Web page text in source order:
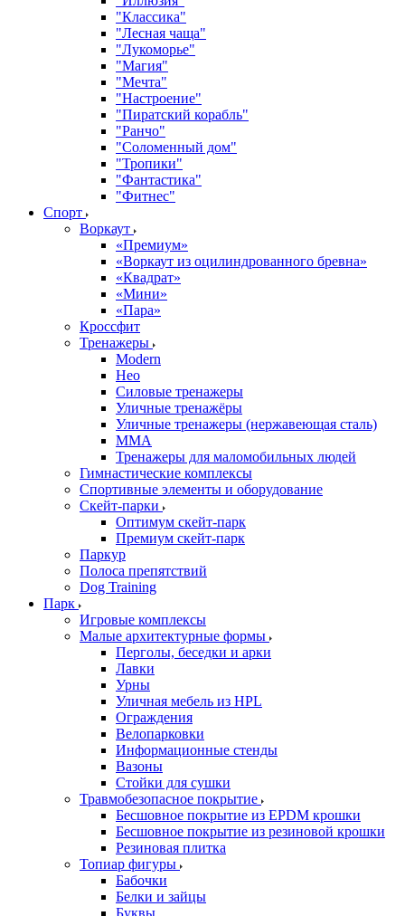
"Классика"
"Лесная чаща"
"Лукоморье"
"Магия"
"Мечта"
"Настроение"
"Пиратский корабль"
"Ранчо"
"Соломенный дом"
"Тропики"
"Фантастика"
"Фитнес"
Спорт
Воркаут
«Премиум»
«Воркаут из оцилиндрованного бревна»
«Квадрат»
«Мини»
«Пара»
Кроссфит
Тренажеры
Modern
Нео
Силовые тренажеры
Уличные тренажёры
Уличные тренажеры (нержавеющая сталь)
ММА
Тренажеры для маломобильных людей
Гимнастические комплексы
Спортивные элементы и оборудование
Скейт-парки
Оптимум скейт-парк
Премиум скейт-парк
Паркур
Полоса препятствий
Dog Training
Парк
Игровые комплексы
Малые архитектурные формы
Перголы, беседки и арки
Лавки
Урны
Уличная мебель из HPL
Ограждения
Велопарковки
Информационные стенды
Вазоны
Стойки для сушки
Травмобезопасное покрытие
Бесшовное покрытие из EPDM крошки
Бесшовное покрытие из резиновой крошки
Резиновая плитка
Топиар фигуры
Бабочки
Белки и зайцы
Буквы